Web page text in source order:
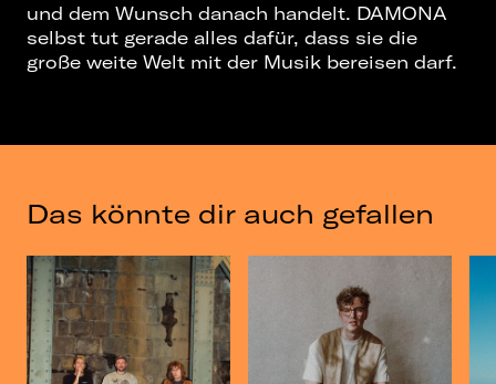
und dem Wunsch danach handelt. DAMONA
selbst tut gerade alles dafür, dass sie die
große weite Welt mit der Musik bereisen darf.
Das könnte dir auch gefallen